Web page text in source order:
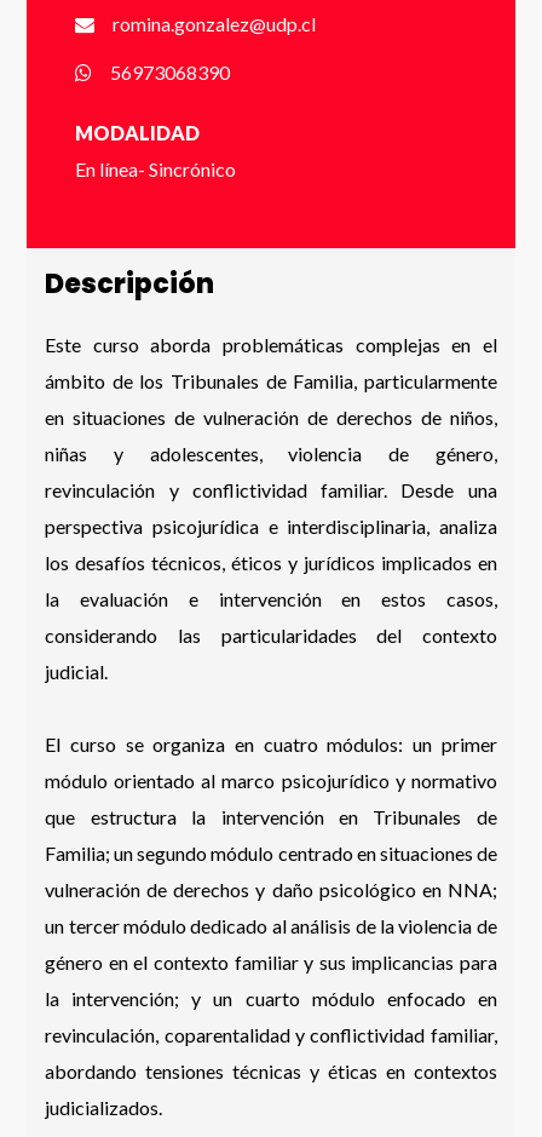
romina.gonzalez@udp.cl
56973068390
MODALIDAD
En línea- Sincrónico
Descripción
Este curso aborda problemáticas complejas en el
ámbito de los Tribunales de Familia, particularmente
en situaciones de vulneración de derechos de niños,
niñas y adolescentes, violencia de género,
revinculación y conflictividad familiar. Desde una
perspectiva psicojurídica e interdisciplinaria, analiza
los desafíos técnicos, éticos y jurídicos implicados en
la evaluación e intervención en estos casos,
considerando las particularidades del contexto
judicial.
El curso se organiza en cuatro módulos: un primer
módulo orientado al marco psicojurídico y normativo
que estructura la intervención en Tribunales de
Familia; un segundo módulo centrado en situaciones de
vulneración de derechos y daño psicológico en NNA;
un tercer módulo dedicado al análisis de la violencia de
género en el contexto familiar y sus implicancias para
la intervención; y un cuarto módulo enfocado en
revinculación, coparentalidad y conflictividad familiar,
abordando tensiones técnicas y éticas en contextos
judicializados.
Número de Celular * (+56 9 xxxx xxxx)